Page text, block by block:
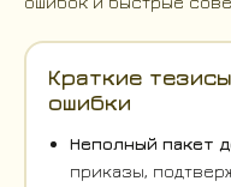
Краткие
ошибки
Неполный пакет
приказы,